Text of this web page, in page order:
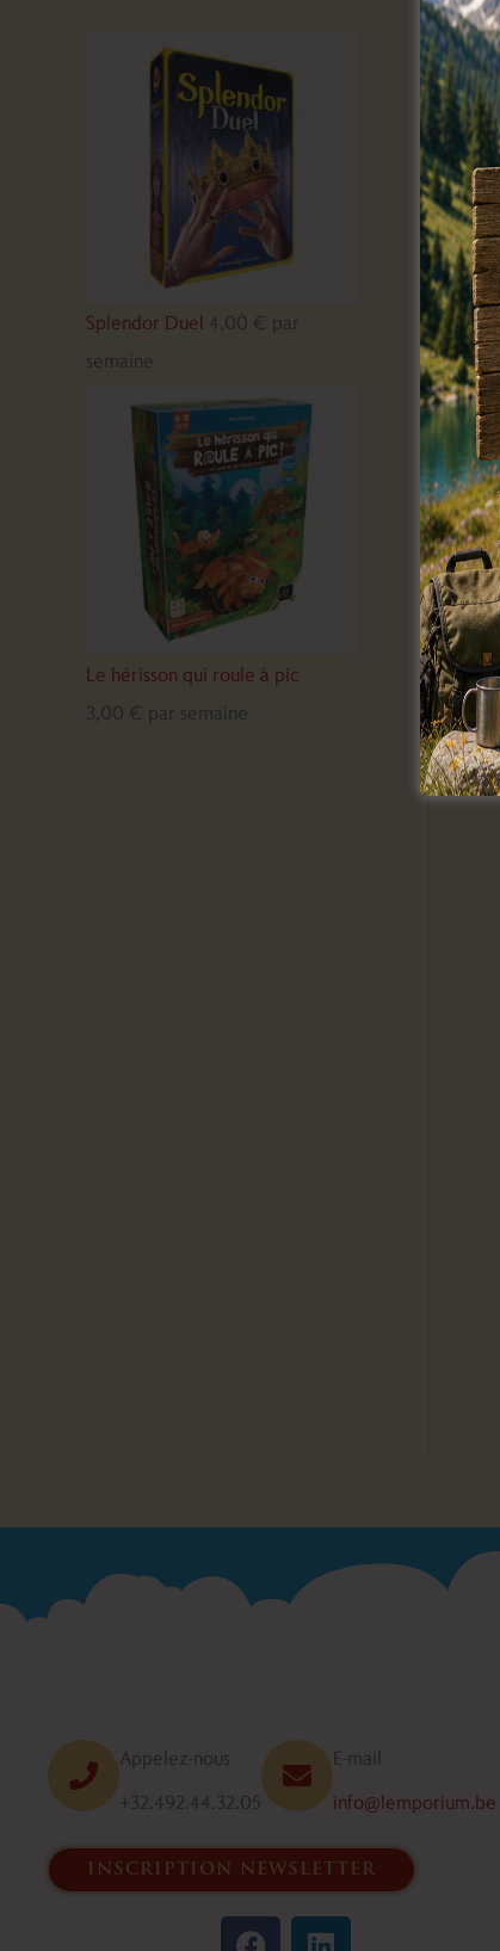
Splendor Duel 4,00 € par
semaine
Le hérisson qui roule à pic
3,00 € par semaine
Appelez-nous
+32.492.44.32.05
E-mail
info@lemporium.be
inscription newsletter
F L